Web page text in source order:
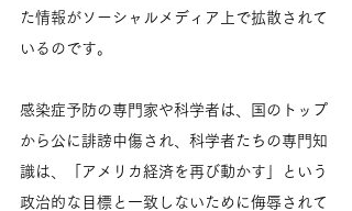
た情報がソーシャルメディア上で拡散されて
いるのです。
感染症予防の専門家や科学者は、国のトップ
から公に誹謗中傷され、科学者たちの専門知
識は、「アメリカ経済を再び動かす」という
政治的な目標と一致しないために侮辱されて